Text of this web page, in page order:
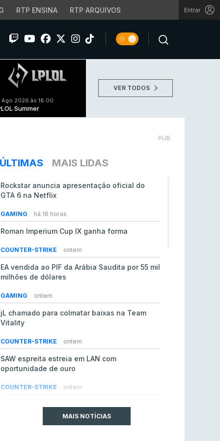
RTP ENSINA RTP ARQUIVOS Entrar
Ago 2026 às 18:00
Summer
VER TODOS
PUB
ÚLTIMAS MAIS LIDAS
Rockstar anuncia apresentação oficial do
GTA 6 na Netflix
GAMING há 16 horas
Roman Imperium Cup IX ganha forma
COUNTER-STRIKE ontem
EA vendida ao PIF da Arábia Saudita por 55 mil
milhões de dólares
GAMING ontem
jL chamado para colmatar baixas na Team
Vitality
COUNTER-STRIKE ontem
SAW espreita estreia em LAN com
oportunidade de ouro
COUNTER-STRIKE ontem
do Counter-Strike 2MAIS NOTÍCIAS